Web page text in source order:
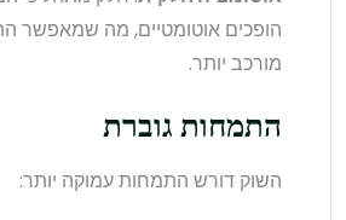
הופכים אוטומטיים, מה שמאפשר
מורכב יותר.
התמחות גוברת
השוק דורש התמחות עמוקה יותר: